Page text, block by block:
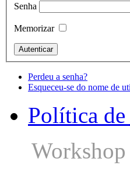
Senha
Memorizar
Perdeu a senha?
Esqueceu-se do nome de
Política